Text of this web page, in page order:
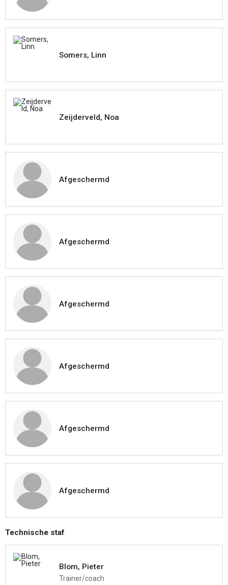
Somers, Linn
Zeijderveld, Noa
Afgeschermd
Afgeschermd
Afgeschermd
Afgeschermd
Afgeschermd
Afgeschermd
Technische staf
Blom, Pieter
Trainer/coach